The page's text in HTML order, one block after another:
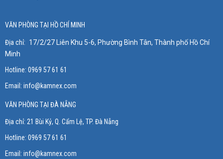
VĂN PHÒNG TẠI HỒ CHÍ MINH
Địa chỉ: 17/2/27 Liên Khu 5-6, Phường Bình Tân, Thành phố Hồ Chí
Minh
Hotline: 0969 57 61 61
Email: info@kamnex.com
VĂN PHÒNG TẠI ĐÀ NẴNG
Địa chỉ: 21 Bùi Kỷ, Q. Cẩm Lệ, TP. Đà Nẵng
Hotline: 0969 57 61 61
Email: info@kamnex.com